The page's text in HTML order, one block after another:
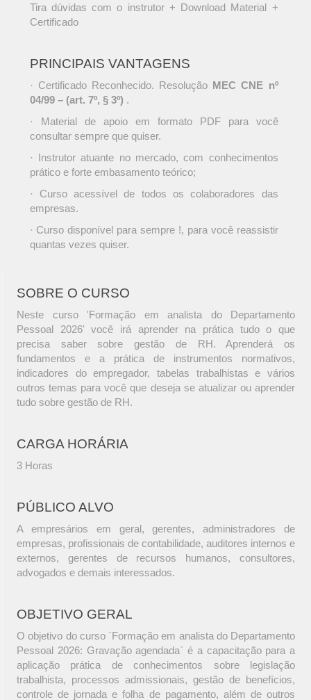
Tira dúvidas com o instrutor + Download Material +
Certificado
PRINCIPAIS VANTAGENS
· Certificado Reconhecido. Resolução MEC CNE nº
04/99 – (art. 7º, § 3º) .
· Material de apoio em formato PDF para você
consultar sempre que quiser.
· Instrutor atuante no mercado, com conhecimentos
prático e forte embasamento teórico;
· Curso acessível de todos os colaboradores das
empresas.
· Curso disponível para sempre !, para você reassistir
quantas vezes quiser.
SOBRE O CURSO
Neste curso 'Formação em analista do Departamento
Pessoal 2026' você irá aprender na prática tudo o que
precisa saber sobre gestão de RH. Aprenderá os
fundamentos e a prática de instrumentos normativos,
indicadores do empregador, tabelas trabalhistas e vários
outros temas para você que deseja se atualizar ou aprender
tudo sobre gestão de RH.
CARGA HORÁRIA
3 Horas
PÚBLICO ALVO
A empresários em geral, gerentes, administradores de
empresas, profissionais de contabilidade, auditores internos e
externos, gerentes de recursos humanos, consultores,
advogados e demais interessados.
OBJETIVO GERAL
O objetivo do curso `Formação em analista do Departamento
Pessoal 2026: Gravação agendada` é a capacitação para a
aplicação prática de conhecimentos sobre legislação
trabalhista, processos admissionais, gestão de benefícios,
controle de jornada e folha de pagamento, além de outros